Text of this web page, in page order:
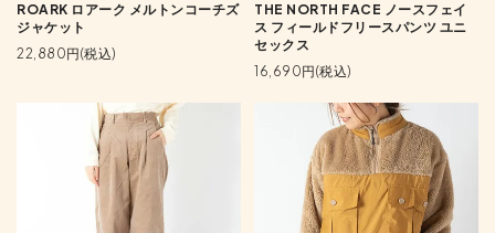
ROARK ロアーク メルトンコーチズ
ジャケット
22,880円(税込)
THE NORTH FACE ノースフェイ
ス フィールドフリースパンツ ユニ
セックス
16,690円(税込)